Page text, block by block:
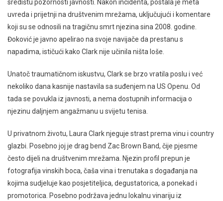
središtu pozornosti javnosti. Nakon incidenta, postala je meta
uvreda i prijetnji na društvenim mrežama, uključujući i komentare
koji su se odnosili na tragičnu smrt njezina sina 2008. godine.
Đoković je javno apelirao na svoje navijače da prestanu s
napadima, ističući kako Clark nije učinila ništa loše.
Unatoč traumatičnom iskustvu, Clark se brzo vratila poslu i već
nekoliko dana kasnije nastavila sa suđenjem na US Openu. Od
tada se povukla iz javnosti, a nema dostupnih informacija o
njezinu daljnjem angažmanu u svijetu tenisa.
U privatnom životu, Laura Clark njeguje strast prema vinu i country
glazbi. Posebno joj je drag bend Zac Brown Band, čije pjesme
često dijeli na društvenim mrežama. Njezin profil prepun je
fotografija vinskih boca, čaša vina i trenutaka s događanja na
kojima sudjeluje kao posjetiteljica, degustatorica, a ponekad i
promotorica. Posebno podržava jednu lokalnu vinariju iz